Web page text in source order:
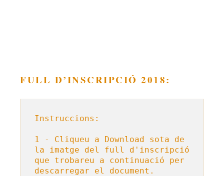
FULL D’INSCRIPCIÓ 2018:
Instruccions:
1 - Cliqueu a Download sota de
la imatge del full d'inscripció
que trobareu a continuació per
descarregar el document.